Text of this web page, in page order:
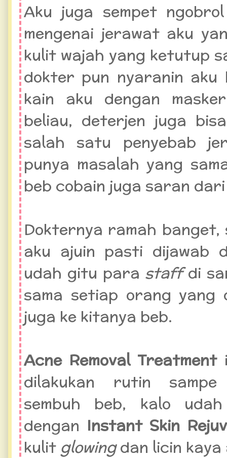
Aku juga sempet
mengenai jerawat aku
kulit wajah yang ketutup
dokter pun nyaranin aku
kain aku dengan
beliau, deterjen juga
salah satu penyebab
punya masalah yang
beb cobain juga saran
Dokternya ramah
aku ajuin pasti dijawab
udah gitu para staffdi
sama setiap orang yang
juga ke kitanya beb.
Acne Removal Treatment
dilakukan rutin
sembuh beb, kalo
dengan Instant Skin
kulit glowingdan licin